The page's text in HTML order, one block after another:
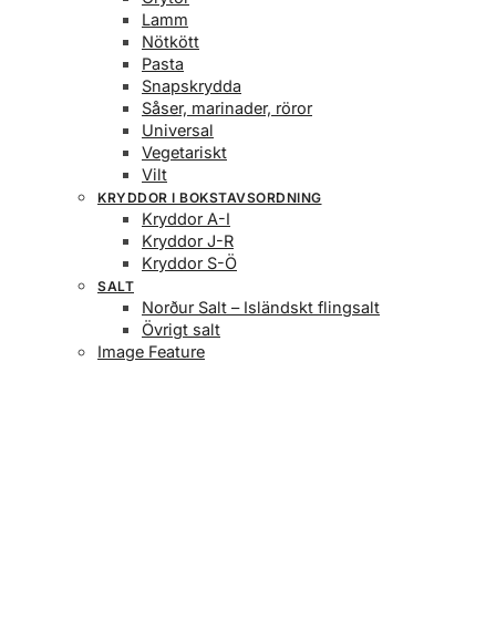
Lamm
Nötkött
Pasta
Snapskrydda
Såser, marinader, röror
Universal
Vegetariskt
Vilt
KRYDDOR I BOKSTAVSORDNING
Kryddor A-I
Kryddor J-R
Kryddor S-Ö
SALT
Norður Salt – Isländskt flingsalt
Övrigt salt
Image Feature